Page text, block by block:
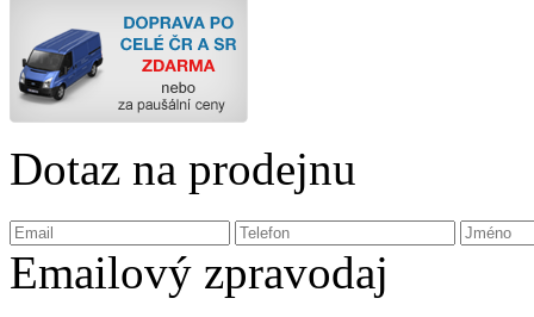
Dotaz na prodejnu
Emailový zpravodaj